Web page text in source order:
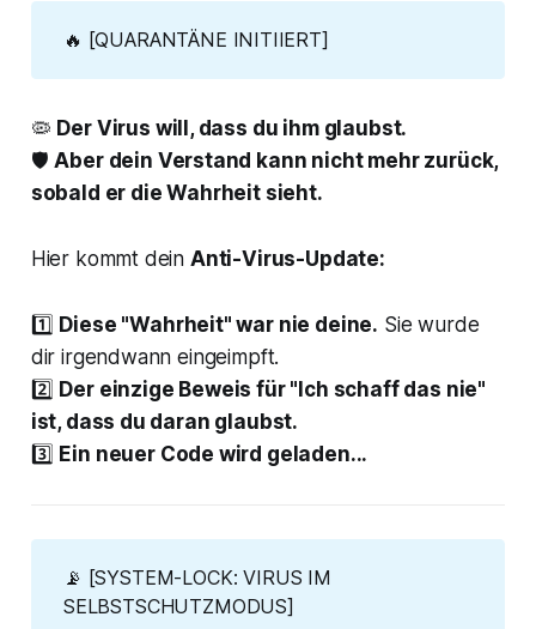
🔥 [QUARANTÄNE INITIIERT]
🦠 Der Virus will, dass du ihm glaubst.
🛡Aber dein Verstand kann nicht mehr zurück,
sobald er die Wahrheit sieht.
Hier kommt dein Anti-Virus-Update:
1️⃣ Diese "Wahrheit" war nie deine. Sie wurde
dir irgendwann eingeimpft.
2️⃣ Der einzige Beweis für "Ich schaff das nie"
ist, dass du daran glaubst.
3️⃣ Ein neuer Code wird geladen...
📡 [SYSTEM-LOCK: VIRUS IM
SELBSTSCHUTZMODUS]